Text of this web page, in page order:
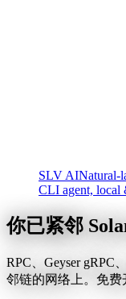
SLV AINatural-
CLI agent, local
你已紧邻
RPC、Geyser
邻链的网络上。免费